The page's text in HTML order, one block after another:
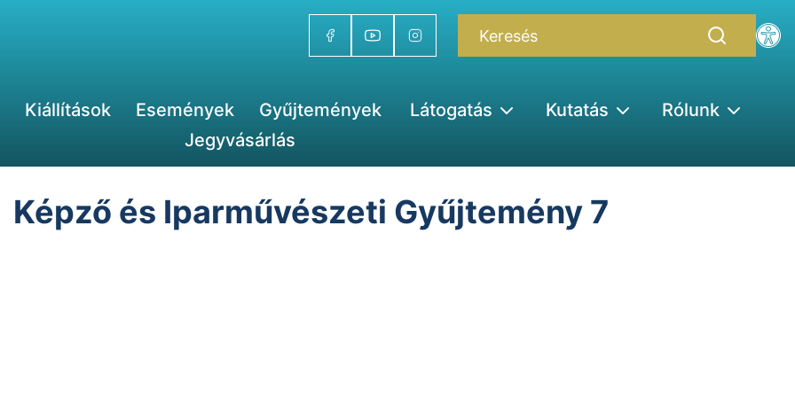
Kiállítások Események Gyűjtemények Látogatás Kutatás
Rólunk
Jegyvásárlás
Képző és Iparművészeti Gyűjtemény 7